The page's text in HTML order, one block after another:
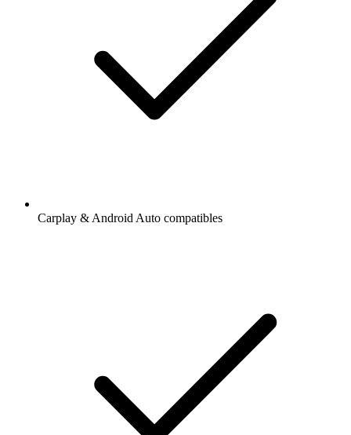
Carplay & Android Auto compatibles